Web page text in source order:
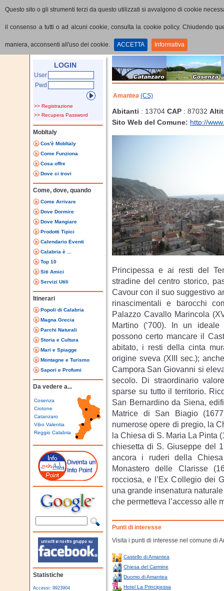
Questo sito o gli strumenti terzi da questo utilizzati si avvalgono di cookie
il consenso a tutti o ad alcuni cookie, consulta la cookie policy. Chiudendo
maniera, acconsenti all'uso dei cookie. ACCETTA Informativa
LOGIN
User
Pwd
>> Registrazione
>> Recupera Password
MobItaly
Cos'è MobItaly
Come Funziona
Cosa offre
Dove ci trovi
Come, dove, quando
Come Arrivare
Dove Dormire
Dove Mangiare
Prodotti Tipici
Calendario Eventi
Calabria è ...
Top 10
Siti Amici
Servizi Utili
Itinerari
Popoli di Calabria
Magna Grecia
Parchi Naturali
Storia e Cultura
Mari e Spiagge
Montagne e Turismo
Sapori e Profumi
Da vedere a...
Cosenza
Crotone
Catanzaro
Vibo Valentia
Reggio Calabria
Statistiche
Accessi: 9923904
Amantea (CS)
Abitanti : 13704 CAP : 87032
Sito Web del Comune: http://
Principessa e ai resti del
stradine del centro storico,
Cavour con il suo suggestivo
rinascimentali e barocchi
Palazzo Cavallo Marincola
Martino (‘700). In un ideale
possono certo mancare il
abitato, i resti della cinta
origine sveva (XIII sec.);
Campora San Giovanni si
secolo. Di straordinario
sparse su tutto il territorio.
San Bernardino da Siena,
Matrice di San Biagio
numerose opere di pregio, la
la Chiesa di S. Maria La Pinta
chiesetta di S. Giuseppe del
ancora i ruderi della
Monastero delle Clarisse
rocciosa, e l’Ex Collegio dei
una grande insenatura
che permetteva l’accesso alle
Punti di interesse
Visita i punti di interesse nel comune di
Castello di Amantea
Chiesa del Carmine
Duomo di Amantea
Hotel La Principessa